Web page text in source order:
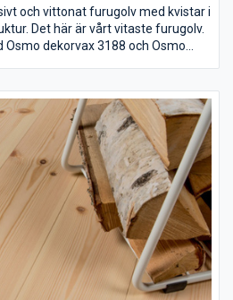
och vittonat furugolv med kvistar i
Det här är vårt vitaste furugolv.
dekorvax 3188 och Osmo